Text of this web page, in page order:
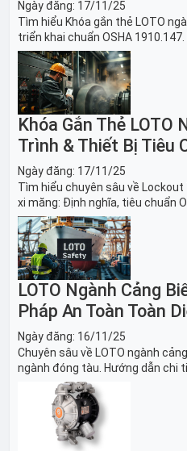
Ngày đăng: 17/11/25
Tìm hiểu Khóa gắn thẻ LOTO
triển khai chuẩn OSHA
băng tải sản xuất ô tô và dây
Khóa Gắn Thẻ LOTO
Trình & Thiết Bị Tiêu
Ngày đăng: 17/11/25
Tìm hiểu chuyên sâu về
xi măng: Định nghĩa, tiêu chuẩn
sách thiết bị LOTO thiết yếu. Giải
nghiền an toàn.
LOTO Ngành Cảng
Pháp An Toàn Toàn
Ngày đăng: 16/11/25
Chuyên sâu về LOTO ngành
ngành đóng tàu. Hướng dẫn chi
thiết bị và Giải pháp LOTO